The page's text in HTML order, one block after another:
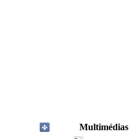
Multimédias